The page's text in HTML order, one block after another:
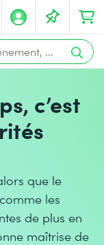
c’est
que le
les
de plus en
maîtrise de